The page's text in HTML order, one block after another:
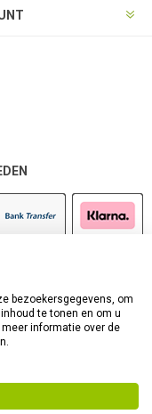
bezoekersgegevens, om
te tonen en om u
informatie over de